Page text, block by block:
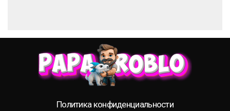
Политика конфиденциальности